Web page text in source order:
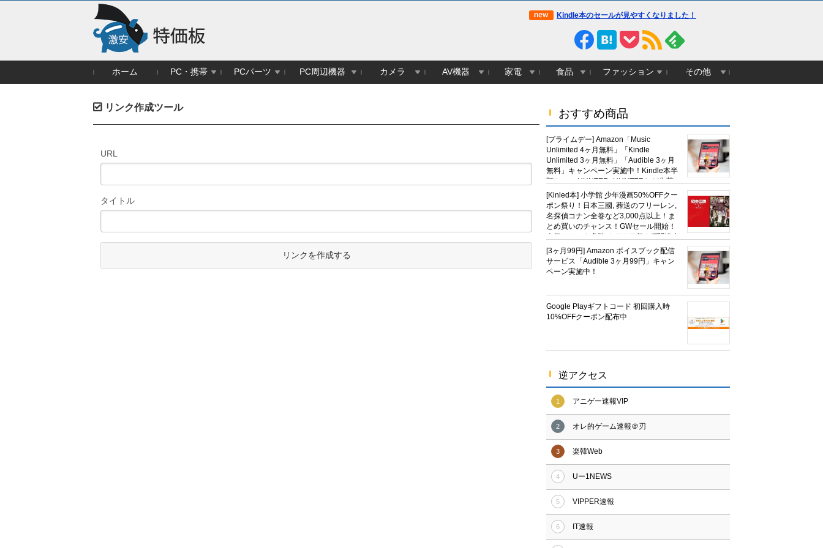
Kindle本のセールが見やすくなりました！
ホーム PC・携帯 PCパーツ PC周辺機器 カメラ AV機器 家電 食品 ファッション その他
おすすめ商品
[プライムデー] Amazon「Music
Unlimited 4ヶ月無料」「Kindle
Unlimited 3ヶ月無料」「Audible 3ヶ月
無料」キャンペーン実施中！Kindle本半
額セール HUNTER×HUNTERなど集英
社、無職転生,幼女戦記など
KADOKAWA、キャプテン翼100円セー
ルも！
[Kinled本] 小学館 少年漫画50%OFFクー
ポン祭り！日本三國, 葬送のフリーレン,
名探偵コナン全巻など3,000点以上！ま
とめ買いのチャンス！GWセール開始！
人気コミック多数 カドカワ祭やIT関連本
がセールに！
[3ヶ月99円] Amazon ボイスブック配信
サービス「Audible 3ヶ月99円」キャン
ペーン実施中！
Google Playギフトコード 初回購入時
10%OFFクーポン配布中
逆アクセス
1 アニゲー速報VIP
2 オレ的ゲーム速報＠刃
3 楽韓Web
4 Uー1NEWS
5 VIPPER速報
6 IT速報
リンク作成ツール
URL
タイトル
リンクを作成する